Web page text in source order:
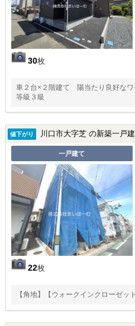
30枚
車２台×２階建て 陽当たり良好な
等級３級
値下がり 川口市大字芝 の新築一戸
一戸建て
22枚
【角地】【ウォークインクローゼッ